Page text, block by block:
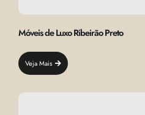
Móveis de Luxo Ribeirão Preto
Veja Mais